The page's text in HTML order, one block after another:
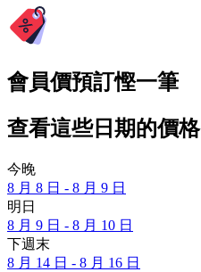
會員價預訂慳一筆
查看這些日期的價格
今晚
8 月 8 日 - 8 月 9 日
明日
8 月 9 日 - 8 月 10 日
下週末
8 月 14 日 - 8 月 16 日